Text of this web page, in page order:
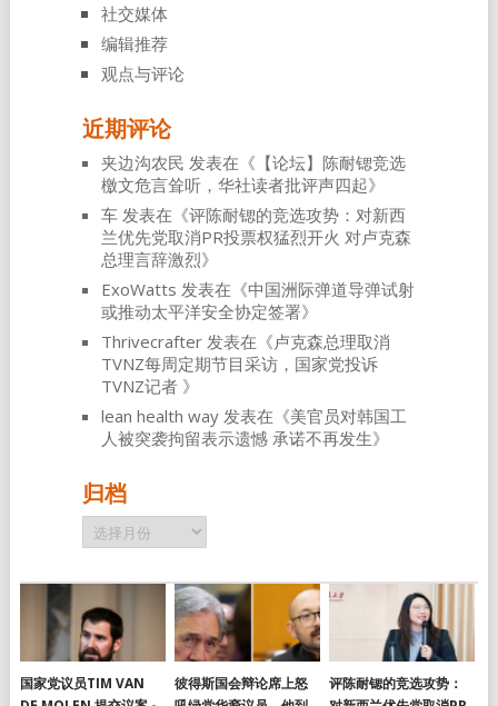
社交媒体
编辑推荐
观点与评论
近期评论
夹边沟农民 发表在《 【论坛】陈耐锶竞选
檄文危言耸听，华社读者批评声四起》
车发表在《评陈耐锶的竞选攻势：对新西
兰优先党取消PR投票权猛烈开火 对卢克森
总理言辞激烈》
ExoWatts 发表在《中国洲际弹道导弹试射
或推动太平洋安全协定签署》
Thrivecrafter发表在《卢克森总理取消
TVNZ每周定期节目采访，国家党投诉
TVNZ记者 》
lean health way发表在《美官员对韩国工
人被突袭拘留表示遗憾 承诺不再发生》
归档
归
档
国家党议员TIM VAN
彼得斯国会辩论席上怒
评陈耐锶的竞选攻势：